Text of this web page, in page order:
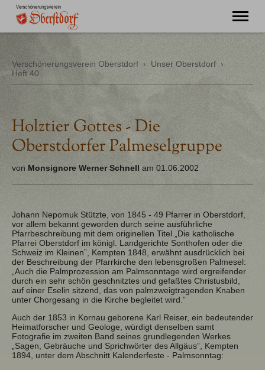
Willkommen
Aktuell
Unser Oberstdorf
Flurnamen
Kontakt
Verschönerungsverein Oberstdorf › Unser Oberstdorf ›
Heft 40
Holztier Gottes - Die
Oberstdorfer Palmeselgruppe
von Monsignore Werner Schnell am 01.06.2002
Johann Nepomuk Stützte, von 1845 - 49 Pfarrer in Oberstdorf,
vor allem bekannt geworden durch seine ausführliche
Pfarrbeschreibung mit dem originellen Titel „Die katholische
Pfarrei Oberstdorf im königl. Landgerichte Sonthofen oder die
Schweiz im Kleinen”, Kempten 1848, erwähnt ausdrücklich bei
der Beschreibung der Pfarrkirche den lebensgroßen Palmesel:
„Auch die Palmprozession am Palmsonntage wird ergreifender
durch ein sehr schön geschnitztes und gefaßtes Christusbild,
auf einer Eselin sitzend, das von palmzweigtragenden Knaben
unter Chorgesang in die Kirche begleitet wird.”
Auch der 1853 in Kornau geborene Karl Reiser, ein bedeutender
Heimatforscher und Geologe, würdigt denselben samt
Fotografie im zweiten Band seines grundlegenden Werkes
„Sagen, Gebräuche und Sprichwörter des Allgäus”, Kempten
1894, unter dem Abschnitt Kalenderfeste - Palmsonntag: